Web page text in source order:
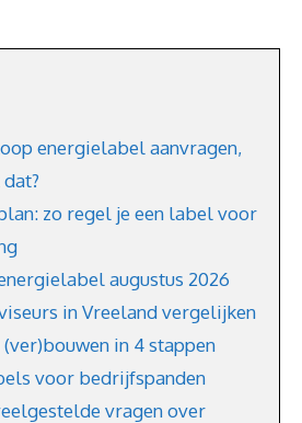
energielabel aanvragen,
zo regel je een label voor
augustus 2026
in Vreeland vergelijken
in 4 stappen
voor bedrijfspanden
vragen over